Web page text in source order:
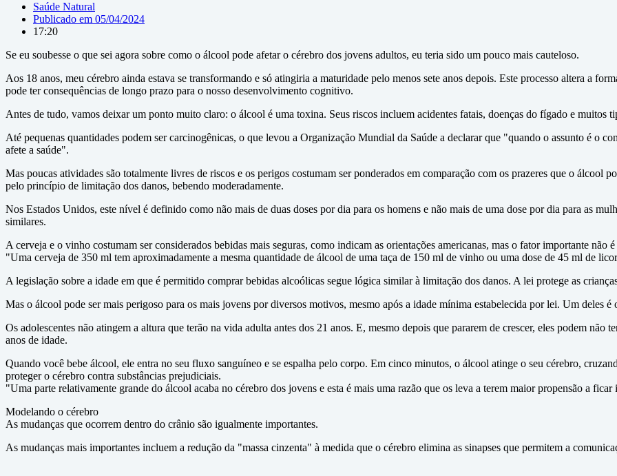
Saúde Natural
Publicado em 05/04/2024
17:20
Se eu soubesse o que sei agora sobre como o álcool pode afetar o cérebro dos jovens adultos, eu teria sido um pouco mais cauteloso.
Aos 18 anos, meu cérebro ainda estava se transformando e só atingiria a maturidade pelo menos sete anos depois. Este processo altera a
pode ter consequências de longo prazo para o nosso desenvolvimento cognitivo.
Antes de tudo, vamos deixar um ponto muito claro: o álcool é uma toxina. Seus riscos incluem acidentes fatais, doenças do fígado e muitos
Até pequenas quantidades podem ser carcinogênicas, o que levou a Organização Mundial da Saúde a declarar que "quando o assunto é o
afete a saúde".
Mas poucas atividades são totalmente livres de riscos e os perigos costumam ser ponderados em comparação com os prazeres que o álcool
pelo princípio de limitação dos danos, bebendo moderadamente.
Nos Estados Unidos, este nível é definido como não mais de duas doses por dia para os homens e não mais de uma dose por dia para as
similares.
A cerveja e o vinho costumam ser considerados bebidas mais seguras, como indicam as orientações americanas, mas o fator importante
"Uma cerveja de 350 ml tem aproximadamente a mesma quantidade de álcool de uma taça de 150 ml de vinho ou uma dose de 45 ml de
A legislação sobre a idade em que é permitido comprar bebidas alcoólicas segue lógica similar à limitação dos danos. A lei protege as
Mas o álcool pode ser mais perigoso para os mais jovens por diversos motivos, mesmo após a idade mínima estabelecida por lei. Um deles
Os adolescentes não atingem a altura que terão na vida adulta antes dos 21 anos. E, mesmo depois que pararem de crescer, eles podem não
anos de idade.
Quando você bebe álcool, ele entra no seu fluxo sanguíneo e se espalha pelo corpo. Em cinco minutos, o álcool atinge o seu cérebro,
proteger o cérebro contra substâncias prejudiciais.
"Uma parte relativamente grande do álcool acaba no cérebro dos jovens e esta é mais uma razão que os leva a terem maior propensão a
Modelando o cérebro
As mudanças que ocorrem dentro do crânio são igualmente importantes.
As mudanças mais importantes incluem a redução da "massa cinzenta" à medida que o cérebro elimina as sinapses que permitem a